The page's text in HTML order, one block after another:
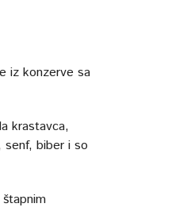
iz konzerve sa
krastavca,
senf, biber i so